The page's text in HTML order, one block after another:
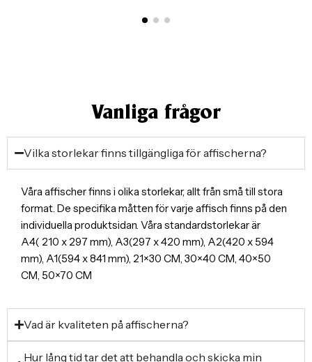
Vanliga frågor
Vilka storlekar finns tillgängliga för affischerna?
Våra affischer finns i olika storlekar, allt från små till stora
format. De specifika måtten för varje affisch finns på den
individuella produktsidan. Våra standardstorlekar är
A4( 210 x 297 mm), A3(297 x 420 mm), A2(420 x 594
mm), A1(594 x 841 mm), 21×30 CM, 30×40 CM, 40×50
CM, 50×70 CM
Vad är kvaliteten på affischerna?
Hur lång tid tar det att behandla och skicka min